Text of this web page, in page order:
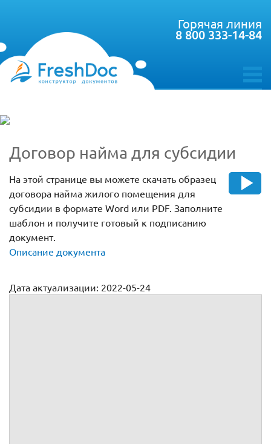
toggle
Горячая линия
8 800 333-14-84
Договор найма для субсидии
На этой странице вы можете скачать образец
договора найма жилого помещения для
субсидии в формате Word или PDF. Заполните
шаблон и получите готовый к подписанию
документ.
Описание документа
Дата актуализации: 2022-05-24